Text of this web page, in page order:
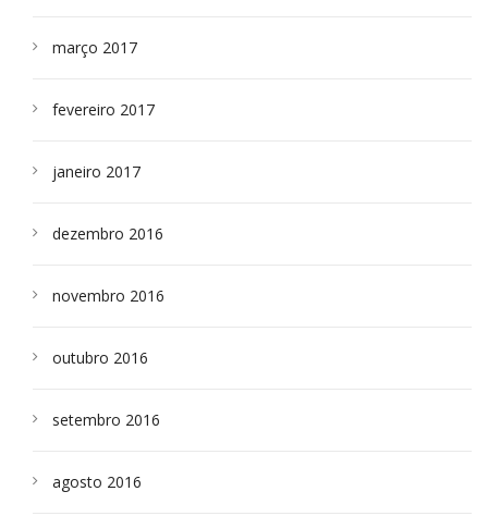
março 2017
fevereiro 2017
janeiro 2017
dezembro 2016
novembro 2016
outubro 2016
setembro 2016
agosto 2016